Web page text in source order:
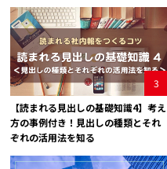
3
【読まれる見出しの基礎知識4】考え
方の事例付き！見出しの種類とそれ
ぞれの活用法を知る